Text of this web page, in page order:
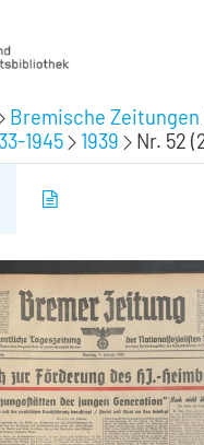
Bremische Zeitungen
1945
1939 Nr. 52